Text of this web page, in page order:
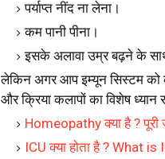
पर्याप्त नींद ना लेना।
कम पानी पीना।
इसके अलावा उम्र बढ़ने के
लेकिन अगर आप इम्यून सिस्टम को
और क्रिया कलापों का विशेष
Homeopathy क्या है ? पूरी
ICU क्या होता है ? What